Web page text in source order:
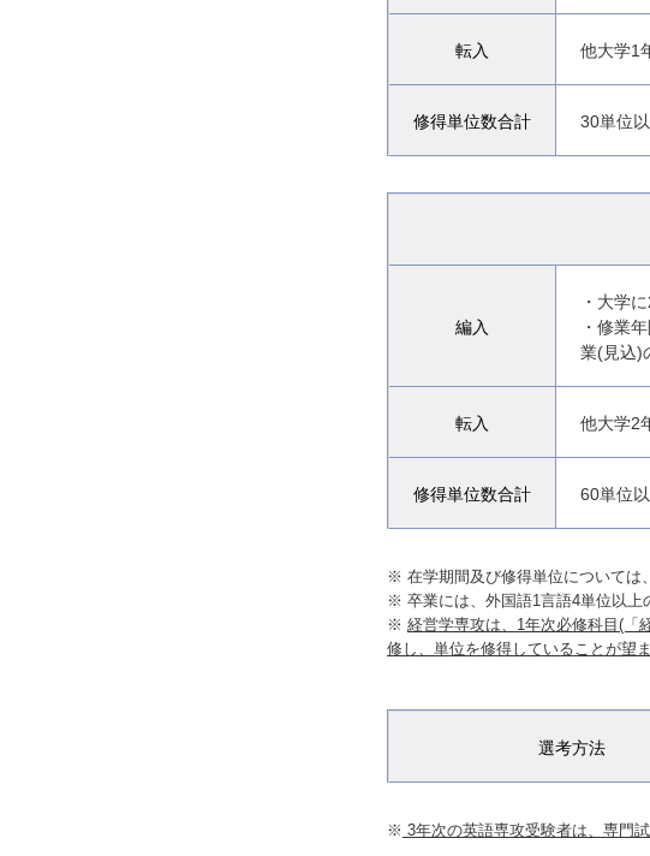
転入 他大学1
修得単位数合計 30単位
編入
・大学
・修業
業(見込)
転入 他大学2
修得単位数合計 60単位
※ 在学期間及び修得単位については
※ 卒業には、外国語1言語4単位以上
※ 経営学専攻は、1年次必修科目(「
修し、単位を修得していることが望ま
選考方法
※ 3年次の英語専攻受験者は、専門